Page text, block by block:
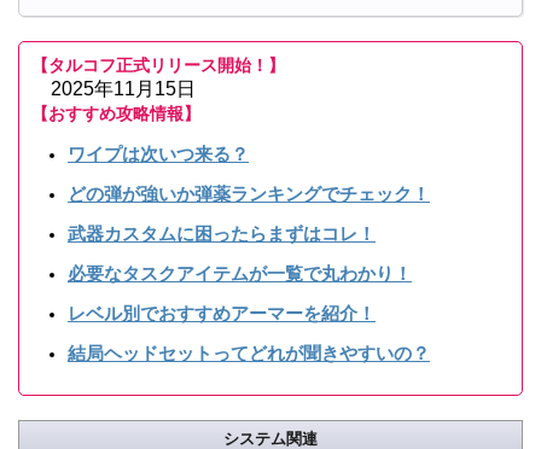
【タルコフ正式リリース開始！】
2025年11月15日
【おすすめ攻略情報】
ワイプは次いつ来る？
どの弾が強いか弾薬ランキングでチェック！
武器カスタムに困ったらまずはコレ！
必要なタスクアイテムが一覧で丸わかり！
レベル別でおすすめアーマーを紹介！
結局ヘッドセットってどれが聞きやすいの？
システム関連